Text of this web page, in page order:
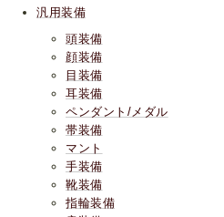
汎用装備
頭装備
顔装備
目装備
耳装備
ペンダント/メダル
帯装備
マント
手装備
靴装備
指輪装備